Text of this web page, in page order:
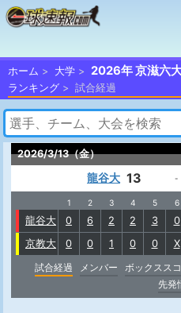
ホーム 大学 2026年 京滋六
ランキング
試合経過
2026/3/13（金）
龍谷大 13 -
1 2 3 4 5 6
龍谷大 0 6 2 2 3 0
京教大
0 0 1 0 0 X
試合経過
メンバー ボックスス
先発